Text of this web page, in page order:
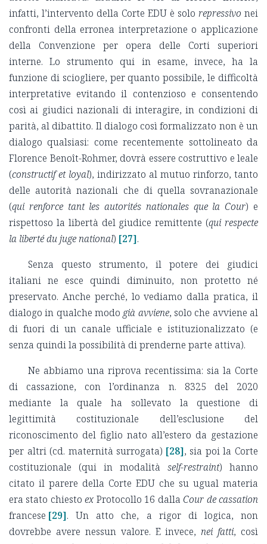
infatti, l’intervento della Corte EDU è solo repressivo nei
confronti della erronea interpretazione o applicazione
della Convenzione per opera delle Corti superiori
interne. Lo strumento qui in esame, invece, ha la
funzione di sciogliere, per quanto possibile, le difficoltà
interpretative evitando il contenzioso e consentendo
così ai giudici nazionali di interagire, in condizioni di
parità, al dibattito. Il dialogo così formalizzato non è un
dialogo qualsiasi: come recentemente sottolineato da
Florence Benoît-Rohmer, dovrà essere costruttivo e leale
(constructif et loyal), indirizzato al mutuo rinforzo, tanto
delle autorità nazionali che di quella sovranazionale
(qui renforce tant les autorités nationales que la Cour) e
rispettoso la libertà del giudice remittente (qui respecte
la liberté du juge national) [27].
Senza questo strumento, il potere dei giudici
italiani ne esce quindi diminuito, non protetto né
preservato. Anche perché, lo vediamo dalla pratica, il
dialogo in qualche modogià avviene, solo che avviene al
di fuori di un canale ufficiale e istituzionalizzato (e
senza quindi la possibilità di prenderne parte attiva).
Ne abbiamo una riprova recentissima: sia la Corte
di cassazione, con l’ordinanza n. 8325 del 2020
mediante la quale ha sollevato la questione di
legittimità costituzionale dell’esclusione del
riconoscimento del figlio nato all’estero da gestazione
per altri (cd. maternità surrogata) [28], sia poi la Corte
costituzionale (qui in modalità self-restraint) hanno
citato il parere della Corte EDU che su ugual materia
era stato chiestoexProtocollo 16 dallaCour de cassation
francese [29]. Un atto che, a rigor di logica, non
dovrebbe avere nessun valore. E invece,nei fatti, così